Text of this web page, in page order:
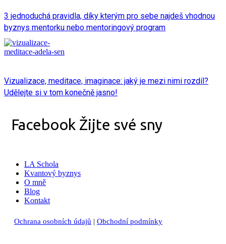
3 jednoduchá pravidla, díky kterým pro sebe najdeš vhodnou
byznys mentorku nebo mentoringový program
Vizualizace, meditace, imaginace: jaký je mezi nimi rozdíl?
Udělejte si v tom konečně jasno!
Facebook Žijte své sny
LA Schola
Kvantový byznys
O mně
Blog
Kontakt
Ochrana osobních údajů | Obchodní podmínky